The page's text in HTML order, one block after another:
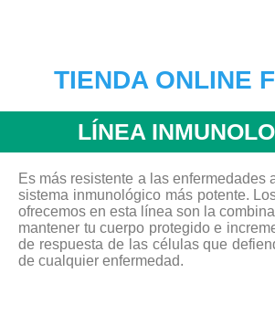
TIENDA ONLINE
LÍNEA
Es más resistente a las enfermedades
sistema inmunológico más potente.
ofrecemos en esta línea son la
mantener tu cuerpo protegido e
de respuesta de las células que
de cualquier enfermedad.